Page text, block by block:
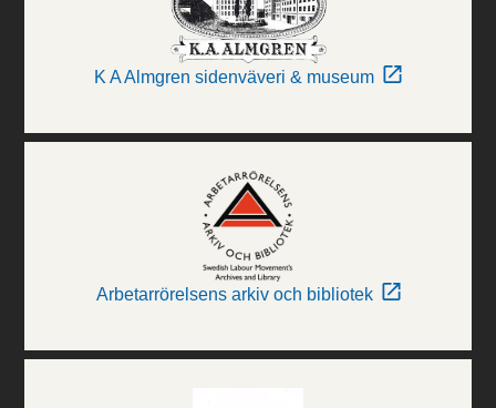
K A Almgren sidenväveri & museum
Arbetarrörelsens arkiv och bibliotek